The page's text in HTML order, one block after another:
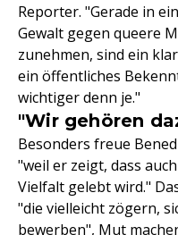
Reporter. "Gerade in
Gewalt gegen queere
zunehmen, sind ein
ein öffentliches
wichtiger denn je."
"Wir gehören
Besonders freue
"weil er zeigt, dass
Vielfalt gelebt wird."
"die vielleicht zögern,
bewerben", Mut